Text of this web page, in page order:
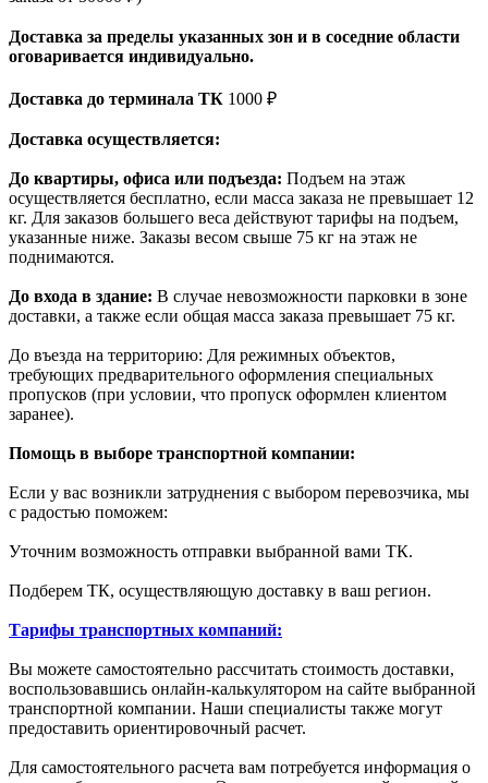
Доставка за пределы указанных зон и в соседние области
оговаривается индивидуально.
Доставка до терминала ТК 1000 ₽
Доставка осуществляется:
До квартиры, офиса или подъезда: Подъем на этаж
осуществляется бесплатно, если масса заказа не превышает 12
кг. Для заказов большего веса действуют тарифы на подъем,
указанные ниже. Заказы весом свыше 75 кг на этаж не
поднимаются.
До входа в здание: В случае невозможности парковки в зоне
доставки, а также если общая масса заказа превышает 75 кг.
До въезда на территорию: Для режимных объектов,
требующих предварительного оформления специальных
пропусков (при условии, что пропуск оформлен клиентом
заранее).
Помощь в выборе транспортной компании:
Если у вас возникли затруднения с выбором перевозчика, мы
с радостью поможем:
Уточним возможность отправки выбранной вами ТК.
Подберем ТК, осуществляющую доставку в ваш регион.
Тарифы транспортных компаний:
Вы можете самостоятельно рассчитать стоимость доставки,
воспользовавшись онлайн-калькулятором на сайте выбранной
транспортной компании. Наши специалисты также могут
предоставить ориентировочный расчет.
Для самостоятельного расчета вам потребуется информация о